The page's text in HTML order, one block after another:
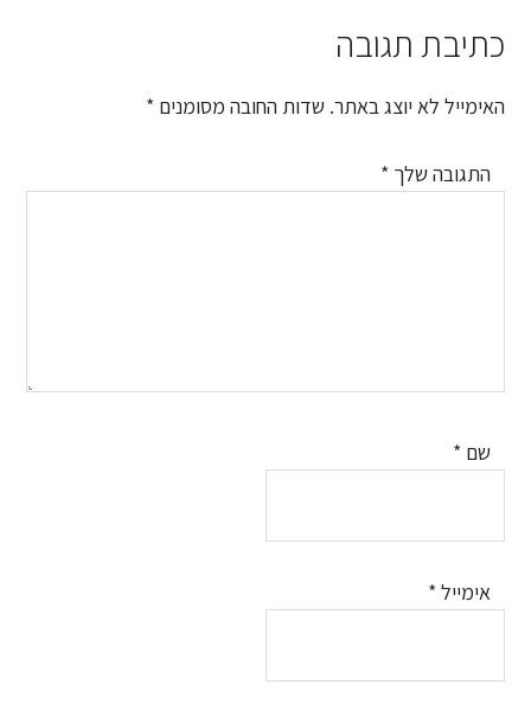
Reader
Interactions
כתיבת תגובה
האימייל לא יוצג באתר. שדות החובה מסומנים *
התגובה שלך *
שם *
אימייל *